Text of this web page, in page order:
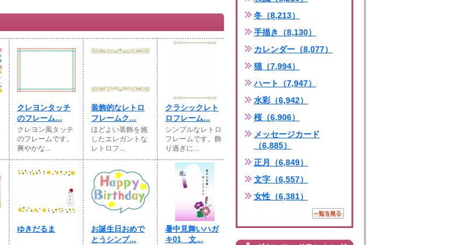
クレヨンタッチ
のフレーム...
クレヨン風タッチ
のフレームです。
爽やかな...
装飾的なレトロ
フレームク...
ほどよい装飾を施
したエレガントな
レトロフ...
クラシックレト
ロフレーム...
シンプルなレトロ
フレームです。飾
り過ぎに...
ゆきだるま
お誕生日おめで
とうシンプ...
暑中見舞いハガ
キ01 文...
冬（8,213）
手描き（8,130）
カレンダー（8,077）
猫（7,994）
ハート（7,947）
水彩（6,942）
桜（6,906）
メッセージカード
（6,885）
正月（6,849）
文字（6,557）
女性（6,381）